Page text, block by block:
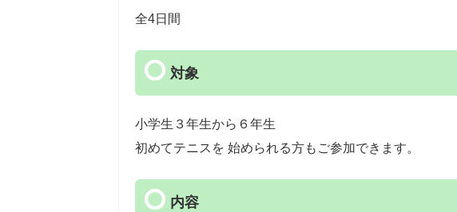
全4日間
対象
小学生３年生から６年生
初めてテニスを 始められる方もご参加できます。
内容